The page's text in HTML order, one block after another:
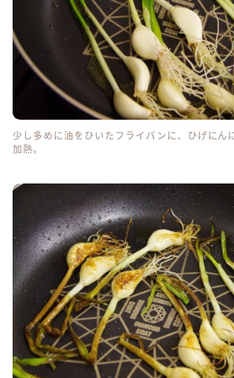
少し多めに油をひいたフライパンに、ひげにん
加熱。